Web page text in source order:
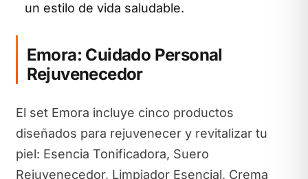
un estilo de vida saludable.
Emora: Cuidado Personal
Rejuvenecedor
El set Emora incluye cinco productos
diseñados para rejuvenecer y revitalizar tu
piel: Esencia Tonificadora, Suero
Rejuvenecedor, Limpiador Esencial, Crema